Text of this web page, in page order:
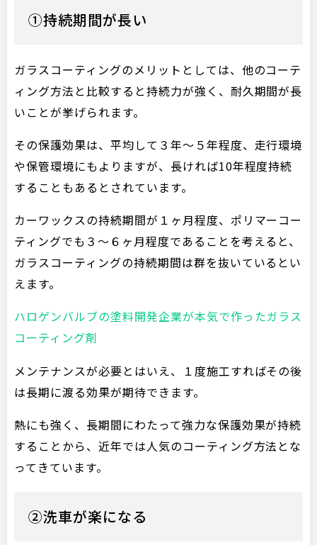
①持続期間が長い
ガラスコーティングのメリットとしては、他のコーテ
ィング方法と比較すると持続力が強く、耐久期間が長
いことが挙げられます。
その保護効果は、平均して３年～５年程度、走行環境
や保管環境にもよりますが、長ければ10年程度持続
することもあるとされています。
カーワックスの持続期間が１ヶ月程度、ポリマーコー
ティングでも３～６ヶ月程度であることを考えると、
ガラスコーティングの持続期間は群を抜いているとい
えます。
ハロゲンバルブの塗料開発企業が本気で作ったガラス
コーティング剤
メンテナンスが必要とはいえ、１度施工すればその後
は長期に渡る効果が期待できます。
熱にも強く、長期間にわたって強力な保護効果が持続
することから、近年では人気のコーティング方法とな
ってきています。
②洗車が楽になる